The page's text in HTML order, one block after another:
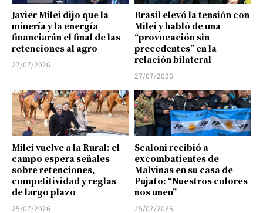
Javier Milei dijo que la
minería y la energía
financiarán el final de las
retenciones al agro
27/07/2026
Brasil elevó la tensión con
Milei y habló de una
“provocación sin
precedentes” en la
relación bilateral
27/07/2026
Milei vuelve a la Rural: el
campo espera señales
sobre retenciones,
competitividad y reglas
de largo plazo
25/07/2026
Scaloni recibió a
excombatientes de
Malvinas en su casa de
Pujato: “Nuestros colores
nos unen”
25/07/2026